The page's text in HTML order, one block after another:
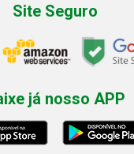
Site Seguro
já nosso APP